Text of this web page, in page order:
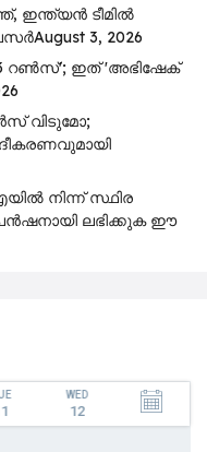
ഇന്ത്യൻ ടീമിൽ
August 3, 2026
റൺസ്'; ഇത് 'അഭിഷേക്
വിടുമോ;
നിന്ന് സ്ഥിര
ലഭിക്കുക ഈ
WED
12